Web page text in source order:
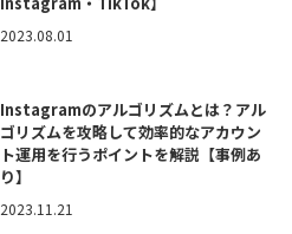
2023.08.01
Instagramのアルゴリズムとは？アル
ゴリズムを攻略して効率的なアカウン
ト運用を行うポイントを解説【事例あ
り】
2023.11.21